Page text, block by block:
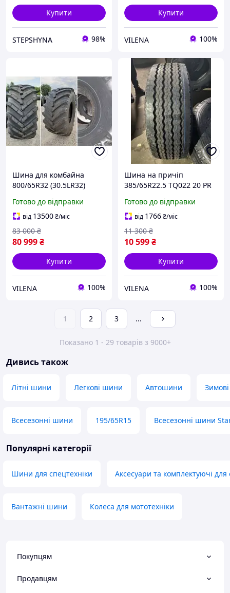
Купити
STEPSHYNA 98%
Купити
VILENA 100%
Шина для комбайна
800/65R32 (30.5LR32)
Готово до відправки
від 13500₴/міс
80 999₴
83 000 ₴
Купити
VILENA 100%
Шина на причіп
385/65R22.5 TQ022 20 PR
Готово до відправки
від 1766₴/міс
10 599₴
11 300 ₴
Купити
VILENA 100%
1 2 3 ...
Показано 1 - 29 товарів з 9000+
Дивись також
Літні шини Легкові шини Автошини
Всесезонні шини 195/65R15 Всесезонні шини
Популярні категорії
Шини для спецтехніки Аксесуари та комплектуючі
Вантажні шини Колеса для мототехніки
Покупцям
Продавцям